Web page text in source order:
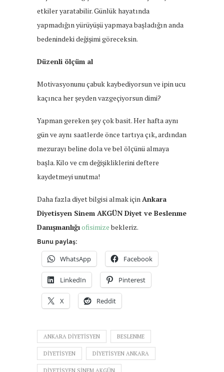
etkiler yaratabilir. Günlük hayatında
yapmadığın yürüyüşü yapmaya başladığın anda
bedenindeki değişimi göreceksin.
Düzenli ölçüm al
Motivasyonunu çabuk kaybediyorsun ve ipin ucu
kaçınca her şeyden vazgeçiyorsun dimi?
Yapman gereken şey çok basit. Her hafta aynı
gün ve aynı saatlerde önce tartıya çık, ardından
mezurayı beline dola ve bel ölçünü almaya
başla. Kilo ve cm değişikliklerini deftere
kaydetmeyi unutma!
Daha fazla diyet bilgisi almak içinAnkara
Diyetisyen Sinem AKGÜN Diyet ve Beslenme
Danışmanlığıofisimizebekleriz.
Bunu paylaş:
WhatsApp Facebook
LinkedIn Pinterest
X Reddit
ANKARA DIYETISYEN BESLENME
DIYETISYEN DIYETISYEN ANKARA